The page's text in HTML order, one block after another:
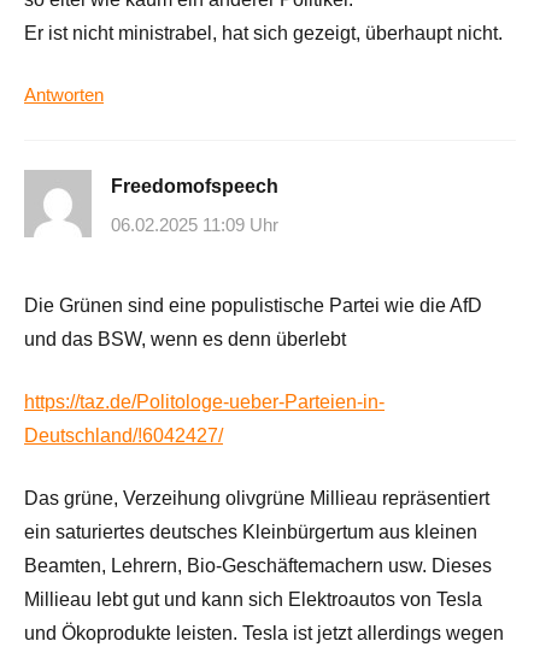
Er ist nicht ministrabel, hat sich gezeigt, überhaupt nicht.
Antworten
Freedomofspeech
06.02.2025 11:09 Uhr
Die Grünen sind eine populistische Partei wie die AfD
und das BSW, wenn es denn überlebt
https://taz.de/Politologe-ueber-Parteien-in-
Deutschland/!6042427/
Das grüne, Verzeihung olivgrüne Millieau repräsentiert
ein saturiertes deutsches Kleinbürgertum aus kleinen
Beamten, Lehrern, Bio-Geschäftemachern usw. Dieses
Millieau lebt gut und kann sich Elektroautos von Tesla
und Ökoprodukte leisten. Tesla ist jetzt allerdings wegen